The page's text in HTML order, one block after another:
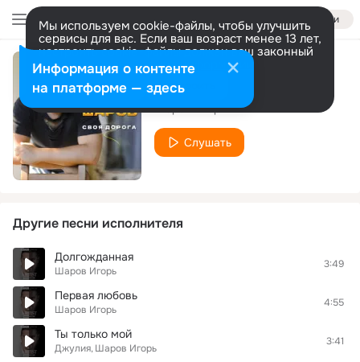
Войти
Мы используем cookie-файлы, чтобы улучшить
сервисы для вас. Если ваш возраст менее 13 лет,
настроить cookie-файлы должен ваш законный
представитель. Больше информации
Разрешить все Настроить
Своя дорога
Шаров Игорь
Слушать
Другие песни исполнителя
Долгожданная
Шаров Игорь
3:49
Первая любовь
Шаров Игорь
4:55
Ты только мой
Джулия Шаров Игорь
3:41
Информация о контенте
на платформе — здесь